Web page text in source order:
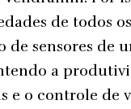
de todos
de sensores de
a
e o controle de